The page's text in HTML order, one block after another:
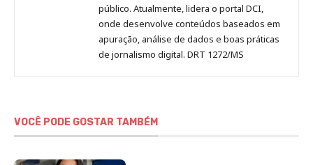
público. Atualmente, lidera o portal DCI,
onde desenvolve conteúdos baseados em
apuração, análise de dados e boas práticas
de jornalismo digital. DRT 1272/MS
VOCÊ PODE GOSTAR TAMBÉM